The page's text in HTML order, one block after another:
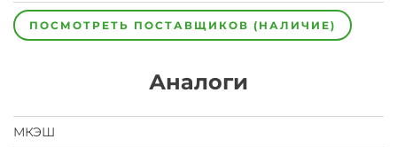
ПОСМОТРЕТЬ ПОСТАВЩИКОВ (НАЛИЧИЕ)
Аналоги
МКЭШ